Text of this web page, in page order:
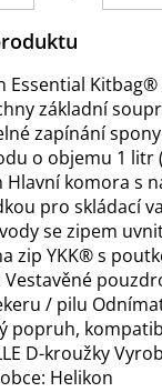
Essential
základní
zapínání
o objemu 1 litr
Hlavní komora s
pro skládací
se zipem
zip YKK® s
/ pilu
popruh,
D-kroužky
Helikon